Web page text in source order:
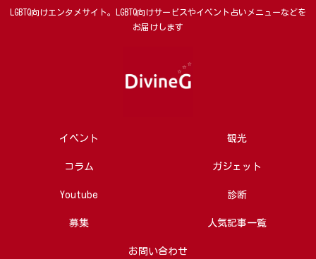
LGBTQ向けエンタメサイト。LGBTQ向けサービスやイベント占いメニューなどを
お届けします
イベント 観光
コラム ガジェット
Youtube 診断
募集 人気記事一覧
お問い合わせ